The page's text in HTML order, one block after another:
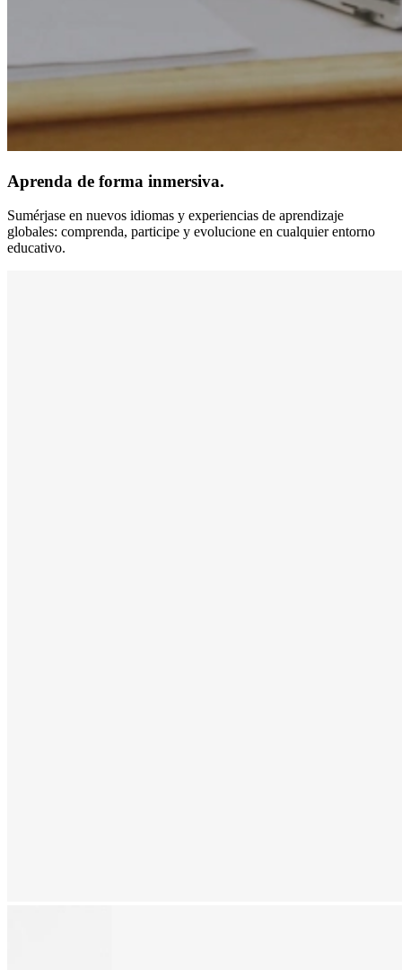
Aprenda de forma inmersiva.
Sumérjase en nuevos idiomas y experiencias de aprendizaje
globales: comprenda, participe y evolucione en cualquier entorno
educativo.